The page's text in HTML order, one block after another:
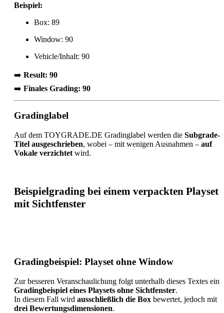
Beispiel:
Box: 89
Window: 90
Vehicle/Inhalt: 90
➡️ Result: 90
➡️ Finales Grading: 90
Gradinglabel
Auf dem TOYGRADE.DE Gradinglabel werden die Subgrade-
Titel ausgeschrieben, wobei – mit wenigen Ausnahmen – auf
Vokale verzichtet wird.
Beispielgrading bei einem verpackten Playset
mit Sichtfenster
Gradingbeispiel: Playset ohne Window
Zur besseren Veranschaulichung folgt unterhalb dieses Textes ein
Gradingbeispiel eines Playsets ohne Sichtfenster.
In diesem Fall wird ausschließlich die Box bewertet, jedoch mit
drei Bewertungsdimensionen.